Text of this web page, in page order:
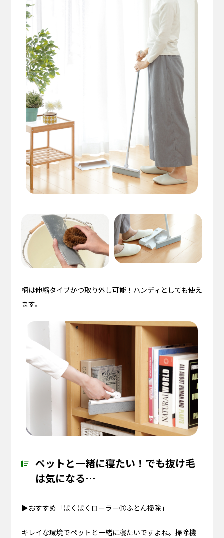
柄は伸縮タイプかつ取り外し可能！ハンディとしても使え
ます。
ペットと一緒に寝たい！でも抜け毛
は気になる…
▶おすすめ「ぱくぱくローラーⓇふとん掃除」
キレイな環境でペットと一緒に寝たいですよね。掃除機